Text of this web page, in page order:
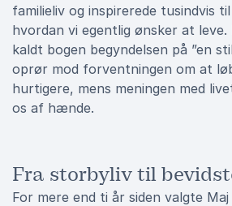
familieliv og inspirerede tusindvis
hvordan vi egentlig ønsker at leve.
kaldt bogen begyndelsen på ”en
oprør mod forventningen om at
hurtigere, mens meningen med
os af hænde.
Fra storbyliv til
For mere end ti år siden valgte